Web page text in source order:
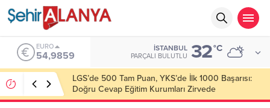
EURO
54,9859
İSTANBUL
PARÇALI BULUTLU 32°C
LGS’de 500 Tam Puan, YKS’de İlk 1000 Başarısı:
Doğru Cevap Eğitim Kurumları Zirvede